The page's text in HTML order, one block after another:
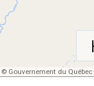
© Gouvernement du Québec